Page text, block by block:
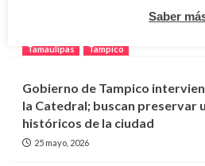
años en entrega de títulos
Tamaulipas
Tampico
Gobierno de Tampico
la Catedral; buscan preservar
históricos de la ciudad
25 mayo, 2026
Saber